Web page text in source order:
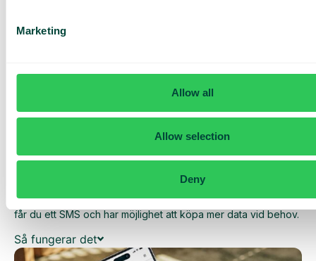
Marketing
Allow all
Allow selection
Deny
Med Daily Cost Control kan du som kund hålla bättre koll på
dina dagliga kostnader när du surfar utanför EU/EES.
Den dagliga begränsningen har en viss mängd data till ett
förutbestämt maxpris. När du har förbrukat den datamängden
får du ett SMS och har möjlighet att köpa mer data vid behov.
Så fungerar det